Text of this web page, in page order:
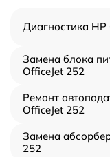
Диагностика HP
Замена блока
OfficeJet 252
Ремонт
OfficeJet 252
Замена
252